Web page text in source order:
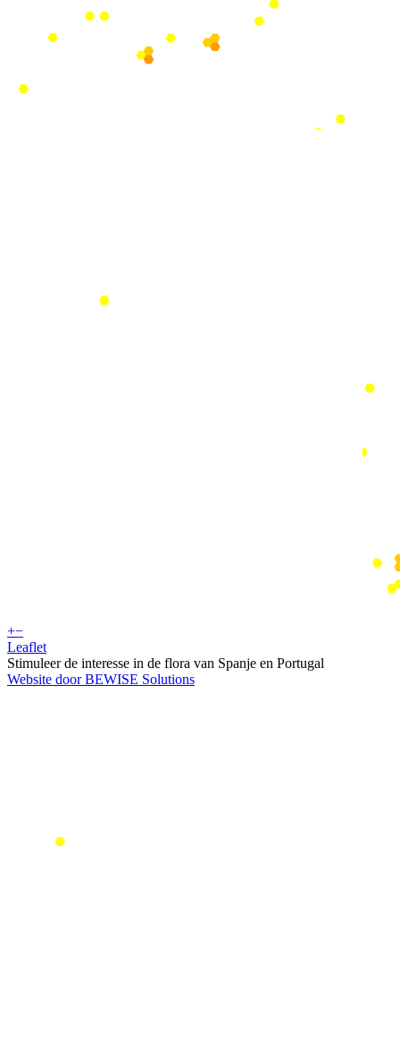
+−
Leaflet
Stimuleer de interesse in de flora van Spanje en Portugal
Website door BEWISE Solutions